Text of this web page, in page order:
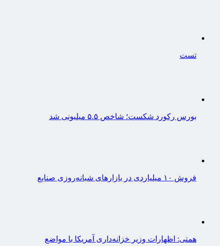
تست
بورس رکورد شکست؛ شاخص ۵.۵ میلیونی شد
فروش ۱۰ میلیاردی در بازارهای شبانه‌روزی صنایع
همتی: اظهارات وزیر خزانه‌داری آمریکا با مواضع